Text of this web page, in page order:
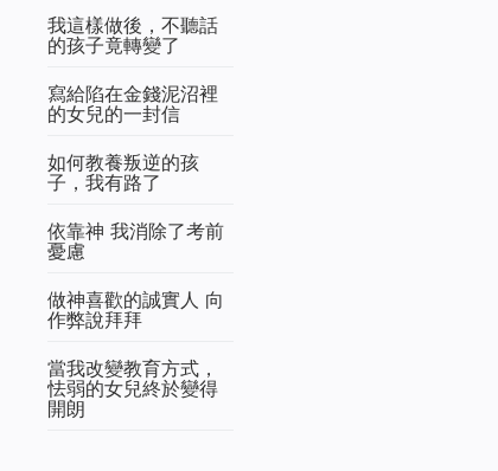
我這樣做後，不聽話
的孩子竟轉變了
寫給陷在金錢泥沼裡
的女兒的一封信
如何教養叛逆的孩
子，我有路了
依靠神 我消除了考前
憂慮
做神喜歡的誠實人 向
作弊說拜拜
當我改變教育方式，
怯弱的女兒終於變得
開朗